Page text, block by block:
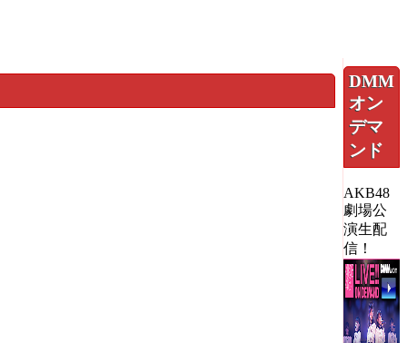
DMM
オン
デマ
ンド
AKB48
劇場公
演生配
信！